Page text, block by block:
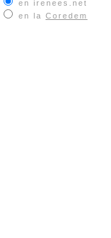
en irenees.net
en la Coredem